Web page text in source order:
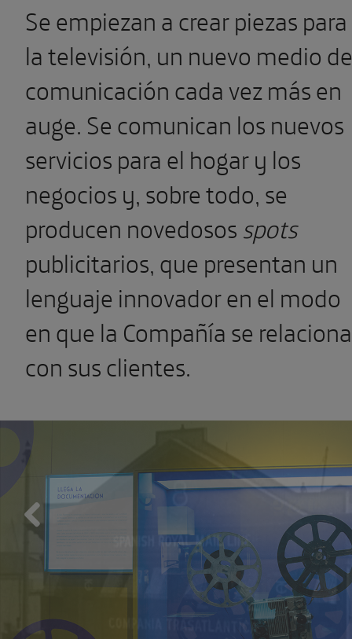
Se empiezan a crear piezas para
la televisión, un nuevo medio de
comunicación cada vez más en
auge. Se comunican los nuevos
servicios para el hogar y los
negocios y, sobre todo, se
producen novedososspots
publicitarios, que presentan un
lenguaje innovador en el modo
en que la Compañía se relaciona
con sus clientes.